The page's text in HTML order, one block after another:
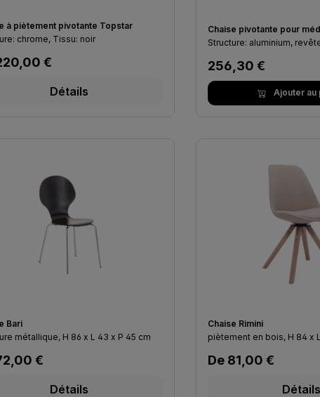
à piètement pivotante Topstar
Structure: chrome, Tissu: noir
:
€
Détails
Chaise pivotante pour
Structure: aluminium,
Prix régulier :
256,30 €
Ajouter au
Bari
métallique, H 86 x L 43 x P 45 cm
:
€
Détails
Chaise Rimini
piètement en
Prix régulier :
De 81,00 €
Détails